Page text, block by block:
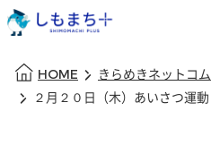
HOME きらめきネットコム
２月２０日（木）あいさつ運動